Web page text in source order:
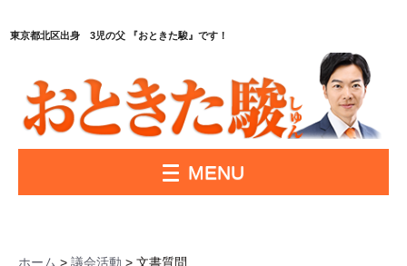
東京都北区出身 3児の父 『おときた駿』です！
MENU
ホーム > 議会活動 > 文書質問